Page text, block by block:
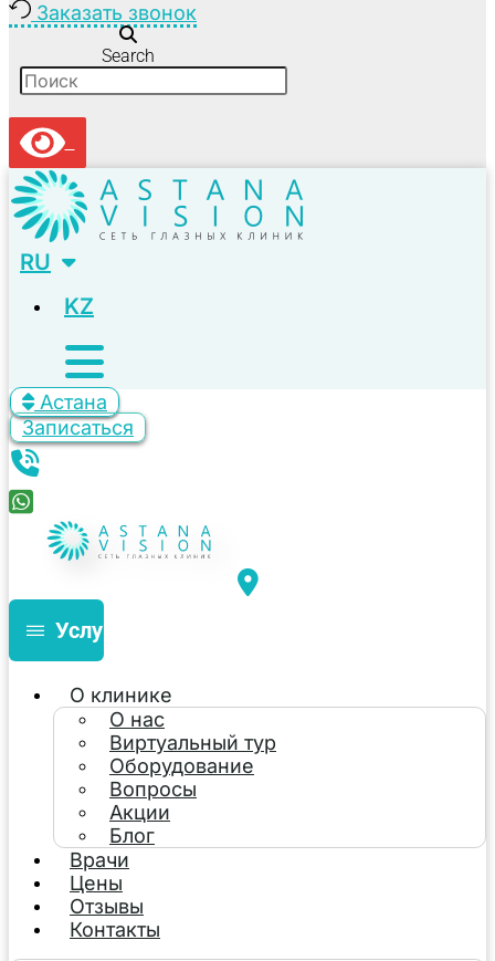
Заказать звонок
Search
RU
KZ
Астана
Записаться
Услуги
О клинике
О нас
Виртуальный тур
Оборудование
Вопросы
Акции
Блог
Врачи
Цены
Отзывы
Контакты